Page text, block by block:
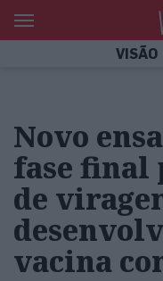
VISÃO
Novo
fase final
de
vacina